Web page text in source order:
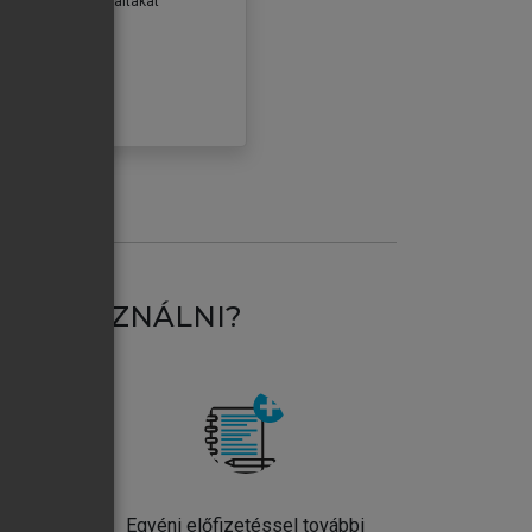
HASZNÁLNI?
Egyéni előfizetéssel további